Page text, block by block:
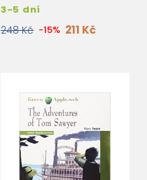
3-5 dní
248 Kč -15% 211 Kč